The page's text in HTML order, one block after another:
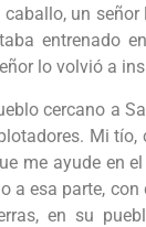
un señor
entrenado
lo volvió a
cercano a
Mi tío,
me ayude en
a esa parte, con
en su